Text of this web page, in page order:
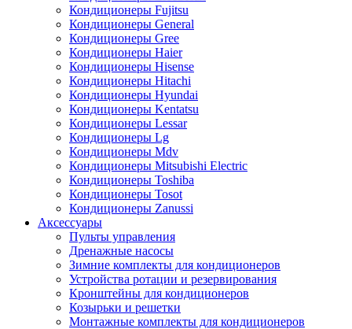
Кондиционеры Fujitsu
Кондиционеры General
Кондиционеры Gree
Кондиционеры Haier
Кондиционеры Hisense
Кондиционеры Hitachi
Кондиционеры Hyundai
Кондиционеры Kentatsu
Кондиционеры Lessar
Кондиционеры Lg
Кондиционеры Mdv
Кондиционеры Mitsubishi Electric
Кондиционеры Toshiba
Кондиционеры Tosot
Кондиционеры Zanussi
Аксессуары
Пульты управления
Дренажные насосы
Зимние комплекты для кондиционеров
Устройства ротации и резервирования
Кронштейны для кондиционеров
Козырьки и решетки
Монтажные комплекты для кондиционеров